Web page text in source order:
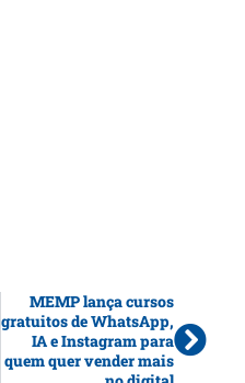
MEMP lança cursos
gratuitos de WhatsApp,
IA e Instagram para
quem quer vender mais